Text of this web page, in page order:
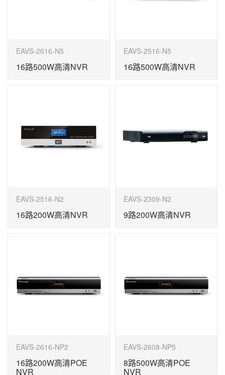
EAVS-2616-N5
16路500W高清NVR
EAVS-2516-N5
16路500W高清NVR
EAVS-2516-N2
16路200W高清NVR
EAVS-2309-N2
9路200W高清NVR
EAVS-2616-NP2
16路200W高清POE
NVR
EAVS-2608-NP5
8路500W高清POE
NVR